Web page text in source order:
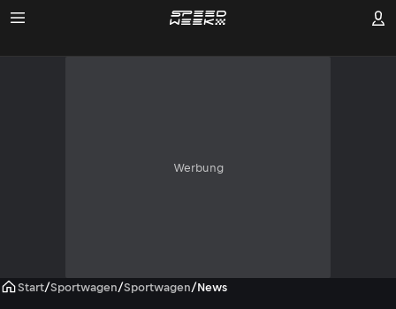
Werbung
Start/Sportwagen/Sportwagen/News